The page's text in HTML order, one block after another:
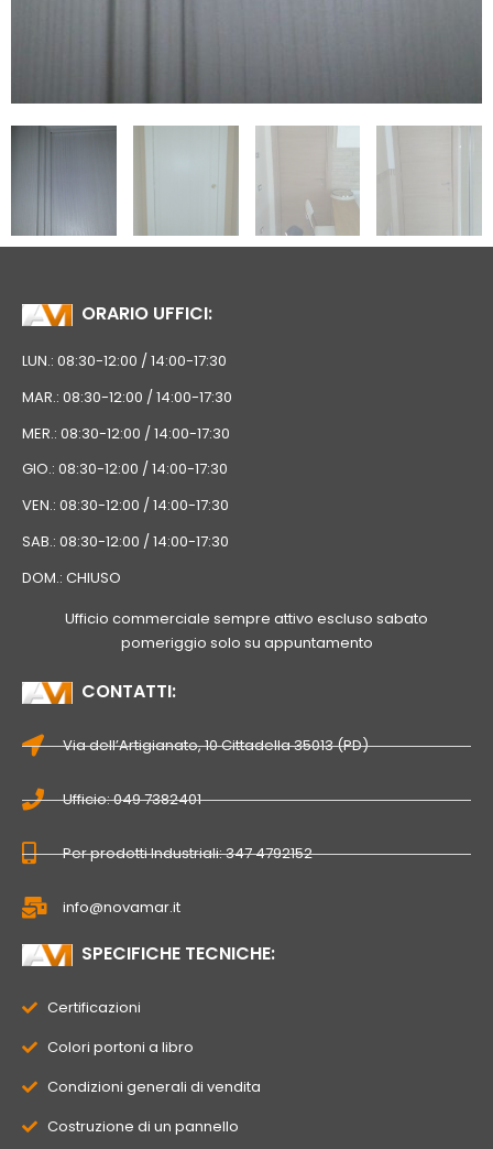
ORARIO UFFICI:
LUN.: 08:30-12:00 / 14:00-17:30
MAR.: 08:30-12:00 / 14:00-17:30
MER.: 08:30-12:00 / 14:00-17:30
GIO.: 08:30-12:00 / 14:00-17:30
VEN.: 08:30-12:00 / 14:00-17:30
SAB.: 08:30-12:00 / 14:00-17:30
DOM.: CHIUSO
Ufficio commerciale sempre attivo escluso sabato
pomeriggio solo su appuntamento
CONTATTI:
Via dell’Artigianato, 10 Cittadella 35013 (PD)
Ufficio: 049 7382401
Per prodotti Industriali: 347 4792152
info@novamar.it
SPECIFICHE TECNICHE:
Certificazioni
Colori portoni a libro
Condizioni generali di vendita
Costruzione di un pannello